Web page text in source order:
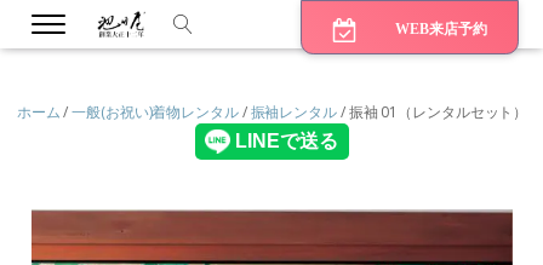
WEB来店予約
ホーム/一般(お祝い)着物レンタル/振袖レンタル/ 振袖 01（レンタルセット）